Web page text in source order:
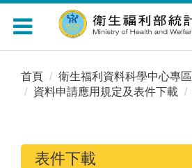
Toggle
navigation
首頁
衛生福利資料科學中心專區
資料申請應用規定及表件下載
表件下載